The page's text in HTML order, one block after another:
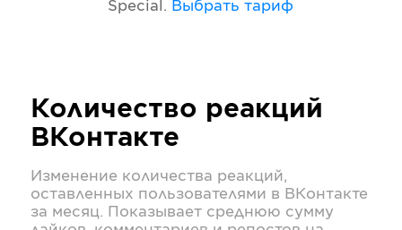
Special . Выбрать тариф
Количество реакций
ВКонтакте
Изменение количества реакций,
оставленных пользователями в ВКонтакте
за месяц. Показывает среднюю сумму